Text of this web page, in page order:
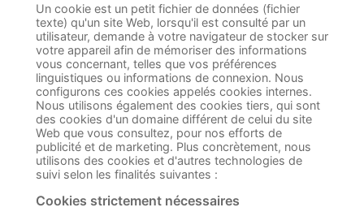
Un cookie est un petit fichier de données (fichier
texte) qu'un site Web, lorsqu'il est consulté par un
utilisateur, demande à votre navigateur de stocker sur
votre appareil afin de mémoriser des informations
vous concernant, telles que vos préférences
linguistiques ou informations de connexion. Nous
configurons ces cookies appelés cookies internes.
Nous utilisons également des cookies tiers, qui sont
des cookies d'un domaine différent de celui du site
Web que vous consultez, pour nos efforts de
publicité et de marketing. Plus concrètement, nous
utilisons des cookies et d'autres technologies de
suivi selon les finalités suivantes :
Cookies strictement nécessaires